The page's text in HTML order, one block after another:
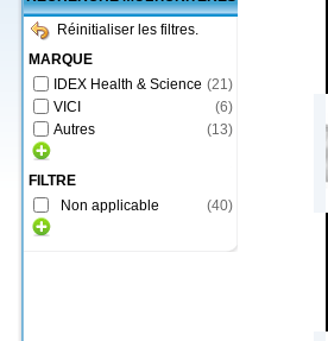
Réinitialiser les filtres.
MARQUE
IDEX Health & Science (21)
VICI
(6)
Autres
(13)
FILTRE
Non applicable
(40)